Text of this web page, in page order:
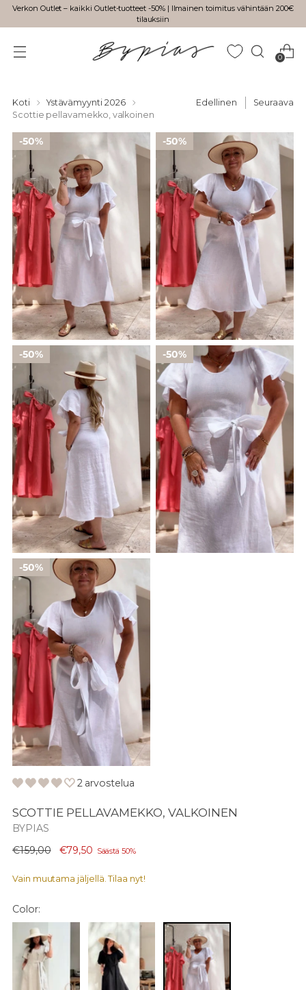
Verkon Outlet – kaikki Outlet-tuotteet -50% | Ilmainen toimitus vähintään 200€
tilauksiin
0
Koti
Ystävämyynti 2026
Scottie pellavamekko, valkoinen
Edellinen Seuraava
50% 50%
50% 50%
50%
2 arvostelua
SCOTTIE PELLAVAMEKKO, VALKOINEN
BYPIAS
Normaali
€159,00 €79,50 Säästä 50%
Vain muutama jäljellä. Tilaa nyt!
Color: